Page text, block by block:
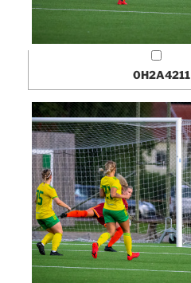
0H2A4211